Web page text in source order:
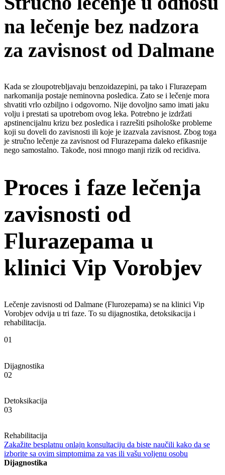
na lečenje bez nadzora
za zavisnost od Dalmane
Kada se zloupotrebljavaju benzoidazepini, pa tako i Flurazepam
narkomanija postaje neminovna posledica. Zato se i lečenje mora
shvatiti vrlo ozbiljno i odgovorno. Nije dovoljno samo imati jaku
volju i prestati sa upotrebom ovog leka. Potrebno je izdržati
apstinencijalnu krizu bez posledica i razrešiti psihološke probleme
koji su doveli do zavisnosti ili koje je izazvala zavisnost. Zbog toga
je stručno lečenje za zavisnost od Flurazepama daleko efikasnije
nego samostalno. Takođe, nosi mnogo manji rizik od recidiva.
Proces i faze lečenja
zavisnosti od
Flurazepama u
klinici Vip Vorobjev
Lečenje zavisnosti od Dalmane (Flurozepama) se na klinici Vip
Vorobjev odvija u tri faze. To su dijagnostika, detoksikacija i
rehabilitacija.
01
Dijagnostika
02
Detoksikacija
03
Rehabilitacija
Zakažite besplatnu onlajn konsultaciju da biste naučili kako da se
izborite sa ovim simptomima za vas ili vašu voljenu osobu
Dijagnostika